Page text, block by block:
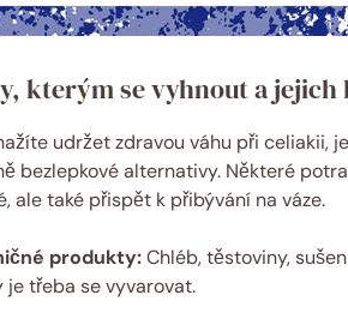
kterým se vyhnout a
udržet zdravou váhu při
bezlepkové alternativy. Některé
ale také přispět k přibývání na váze.
produkty:Chléb, těstoviny,
je třeba se vyvarovat.